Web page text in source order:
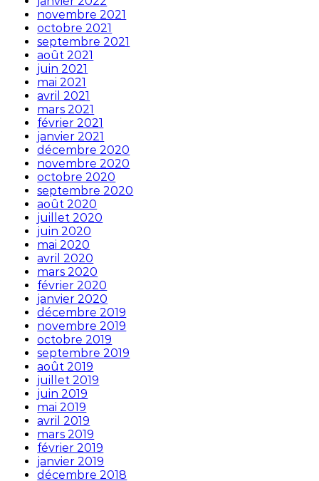
novembre 2021
octobre 2021
septembre 2021
août 2021
juin 2021
mai 2021
avril 2021
mars 2021
février 2021
janvier 2021
décembre 2020
novembre 2020
octobre 2020
septembre 2020
août 2020
juillet 2020
juin 2020
mai 2020
avril 2020
mars 2020
février 2020
janvier 2020
décembre 2019
novembre 2019
octobre 2019
septembre 2019
août 2019
juillet 2019
juin 2019
mai 2019
avril 2019
mars 2019
février 2019
janvier 2019
décembre 2018